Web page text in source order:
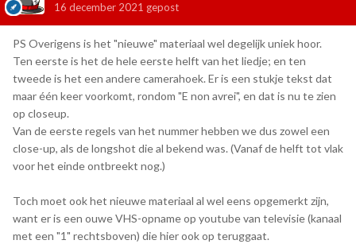
16 december 2021 gepost
PS Overigens is het "nieuwe" materiaal wel degelijk uniek hoor.
Ten eerste is het de hele eerste helft van het liedje; en ten
tweede is het een andere camerahoek. Er is een stukje tekst dat
maar één keer voorkomt, rondom "E non avrei", en dat is nu te zien
op closeup.
Van de eerste regels van het nummer hebben we dus zowel een
close-up, als de longshot die al bekend was. (Vanaf de helft tot vlak
voor het einde ontbreekt nog.)
Toch moet ook het nieuwe materiaal al wel eens opgemerkt zijn,
want er is een ouwe VHS-opname op youtube van televisie (kanaal
met een "1" rechtsboven) die hier ook op teruggaat.